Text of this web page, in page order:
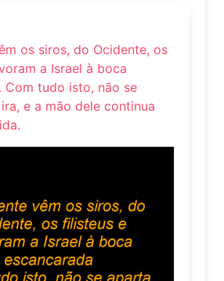
os siros, do Ocidente, os
a Israel à boca
Com tudo isto, não se
e a mão dele continua